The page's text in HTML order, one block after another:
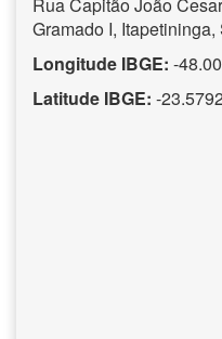
Gramado I,
Longitude IBGE: -
Latitude IBGE: -